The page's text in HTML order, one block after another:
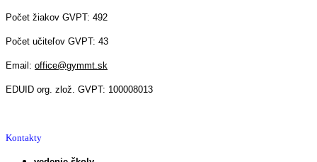
Počet žiakov GVPT: 492
Počet učiteľov GVPT: 43
Email: office@gymmt.sk
EDUID org. zlož. GVPT: 100008013
Kontakty